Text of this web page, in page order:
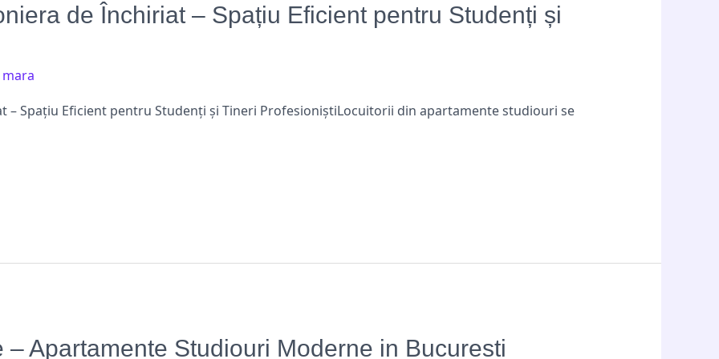
de Închiriat – Spațiu Eficient pentru Studenți și
mara
– Spațiu Eficient pentru Studenți și Tineri ProfesioniștiLocuitorii din apartamente studiouri se
Apartamente Studiouri Moderne in Bucuresti